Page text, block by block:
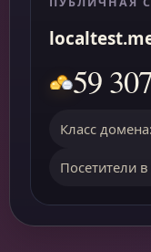
59
Класс
Посетители